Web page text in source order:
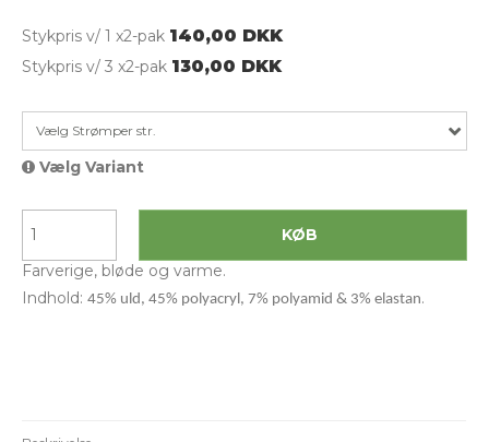
Stykpris v/ 1 x2-pak 140,00 DKK
Stykpris v/ 3 x2-pak 130,00 DKK
Vælg Strømper str.
Vælg Variant
KØB
Farverige, bløde og varme.
Indhold: 45% uld, 45% polyacryl, 7% polyamid & 3% elastan.